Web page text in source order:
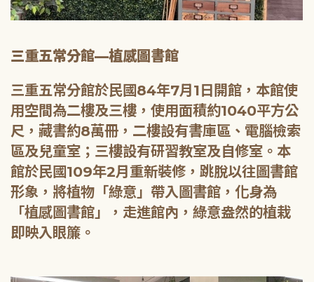
三重五常分館—植感圖書館
三重五常分館於民國84年7月1日開館，本館使
用空間為二樓及三樓，使用面積約1040平方公
尺，藏書約8萬冊，二樓設有書庫區、電腦檢索
區及兒童室；三樓設有研習教室及自修室。本
館於民國109年2月重新裝修，跳脫以往圖書館
形象，將植物「綠意」帶入圖書館，化身為
「植感圖書館」，走進館內，綠意盎然的植栽
即映入眼簾。